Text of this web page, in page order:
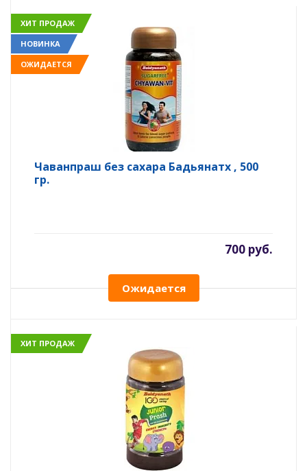
ХИТ ПРОДАЖ
НОВИНКА
ОЖИДАЕТСЯ
Чаванпраш без сахара Бадьянатх , 500
гр.
700 руб.
Ожидается
ХИТ ПРОДАЖ